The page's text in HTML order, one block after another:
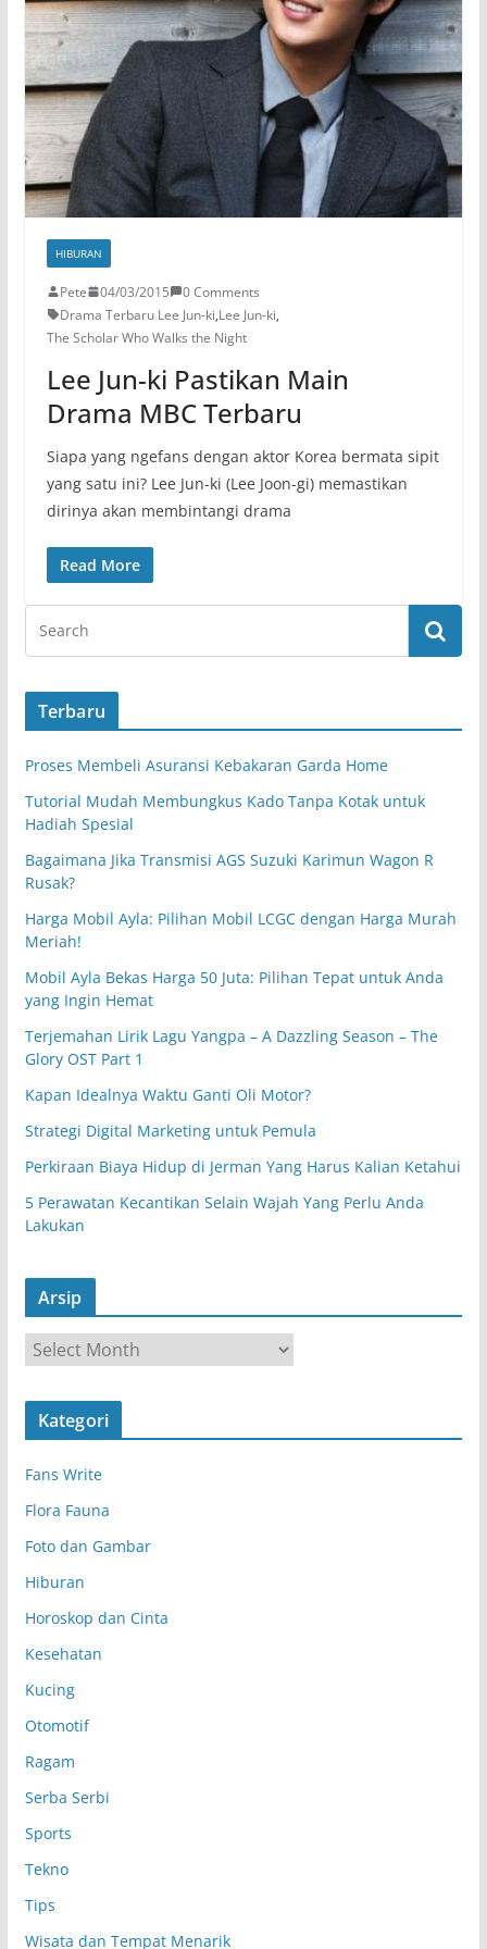
HIBURAN
Pete 04/03/2015
0 Comments
Drama Terbaru Lee Jun-ki,Lee Jun-ki,
The Scholar Who Walks the Night
Lee Jun-ki Pastikan Main
Drama MBC Terbaru
Siapa yang ngefans dengan aktor Korea bermata sipit
yang satu ini? Lee Jun-ki (Lee Joon-gi) memastikan
dirinya akan membintangi drama
Read More
Terbaru
Proses Membeli Asuransi Kebakaran Garda Home
Tutorial Mudah Membungkus Kado Tanpa Kotak untuk
Hadiah Spesial
Bagaimana Jika Transmisi AGS Suzuki Karimun Wagon R
Rusak?
Harga Mobil Ayla: Pilihan Mobil LCGC dengan Harga Murah
Meriah!
Mobil Ayla Bekas Harga 50 Juta: Pilihan Tepat untuk Anda
yang Ingin Hemat
Terjemahan Lirik Lagu Yangpa – A Dazzling Season – The
Glory OST Part 1
Kapan Idealnya Waktu Ganti Oli Motor?
Strategi Digital Marketing untuk Pemula
Perkiraan Biaya Hidup di Jerman Yang Harus Kalian Ketahui
5 Perawatan Kecantikan Selain Wajah Yang Perlu Anda
Lakukan
Arsip
r
s
Kategori
Fans Write
Flora Fauna
Foto dan Gambar
Hiburan
Horoskop dan Cinta
Kesehatan
Kucing
Otomotif
Ragam
Serba Serbi
Sports
Tekno
Tips
Wisata dan Tempat Menarik